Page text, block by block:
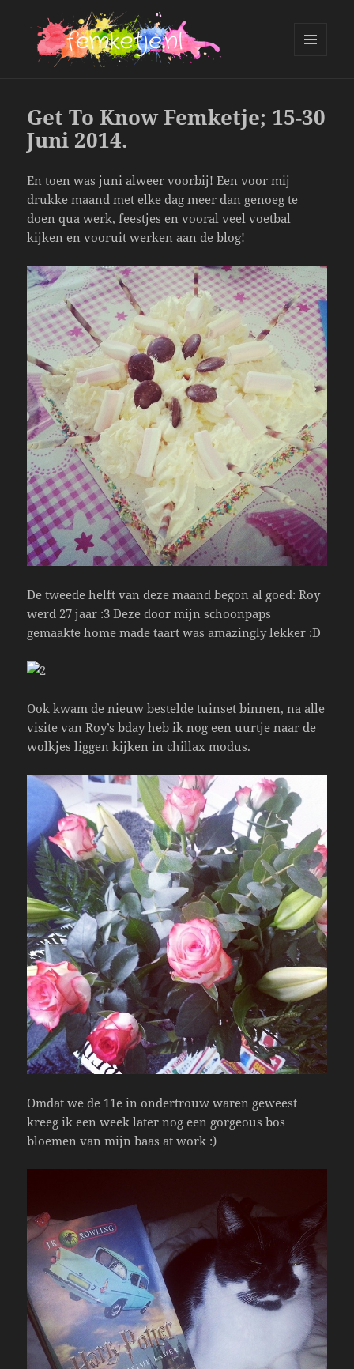
Get To Know Femketje; 15-30
Juni 2014.
En toen was juni alweer voorbij! Een voor mij
drukke maand met elke dag meer dan genoeg te
doen qua werk, feestjes en vooral veel voetbal
kijken en vooruit werken aan de blog!
De tweede helft van deze maand begon al goed: Roy
werd 27 jaar :3 Deze door mijn schoonpaps
gemaakte home made taart was amazingly lekker :D
Ook kwam de nieuw bestelde tuinset binnen, na alle
visite van Roy’s bday heb ik nog een uurtje naar de
wolkjes liggen kijken in chillax modus.
Omdat we de 11ein ondertrouw waren geweest
kreeg ik een week later nog een gorgeous bos
bloemen van mijn baas at work :)